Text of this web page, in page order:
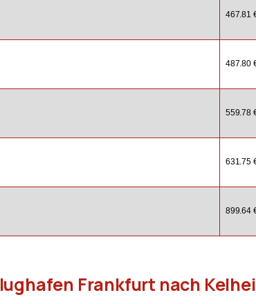
467.81
487.80
559.78
631.75
899.64
Frankfurt nach